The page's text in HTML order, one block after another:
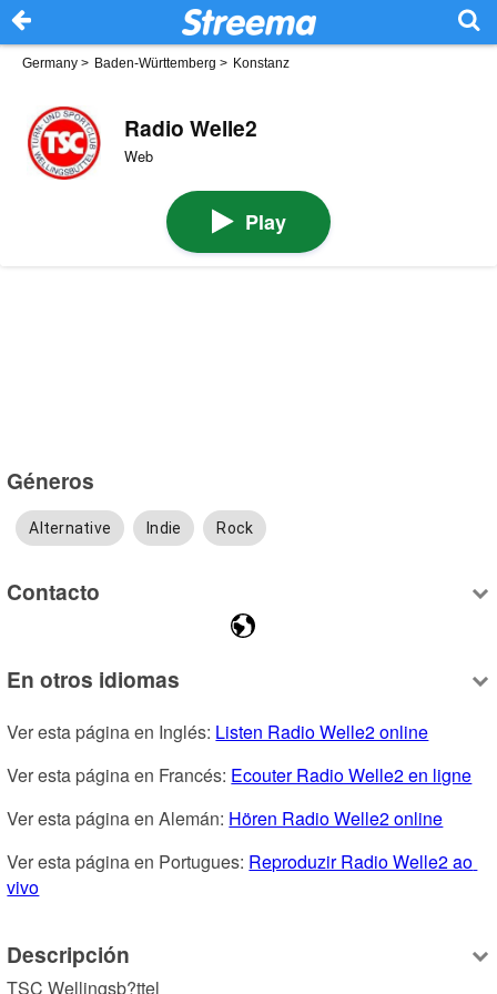
Germany > Baden-Württemberg > Konstanz
Radio Welle2
Web
Play
Géneros
Alternative Indie Rock
Contacto
En otros idiomas
Ver esta página en Inglés: Listen Radio Welle2 online
Ver esta página en Francés: Ecouter Radio Welle2 en ligne
Ver esta página en Alemán: Hören Radio Welle2 online
Ver esta página en Portugues: Reproduzir Radio Welle2 ao
vivo
Descripción
TSC Wellingsb?ttel